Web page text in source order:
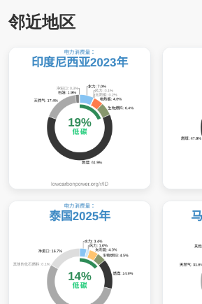
邻近地区